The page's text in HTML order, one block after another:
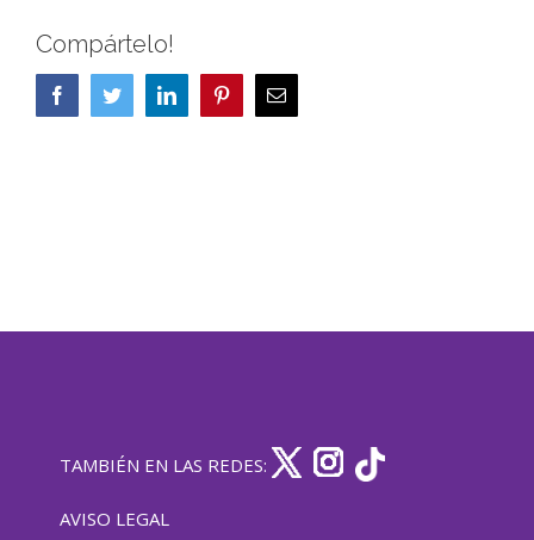
Compártelo!
FacebookTwitterLinkedIn PinterestCorreo
electrónico
TAMBIÉN EN LAS REDES:
AVISO LEGAL